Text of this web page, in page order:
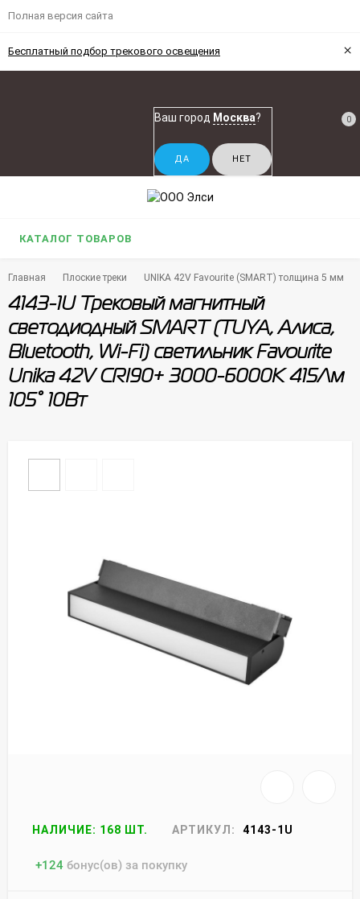
Полная версия сайта
Бесплатный подбор трекового освещения ×
Ваш город Москва? 0
КАТАЛОГ ТОВАРОВ
Главная Плоские треки UNIKA 42V Favourite (SMART) толщина 5 мм
4143-1U Трековый магнитный
светодиодный SMART (TUYA, Алиса,
Bluetooth, Wi-Fi) светильник Favourite
Unika 42V CRI90+ 3000-6000К 415Лм
105° 10Вт
НАЛИЧИЕ: 168 ШТ. АРТИКУЛ: 4143-1U
+124 бонус(ов) за покупку